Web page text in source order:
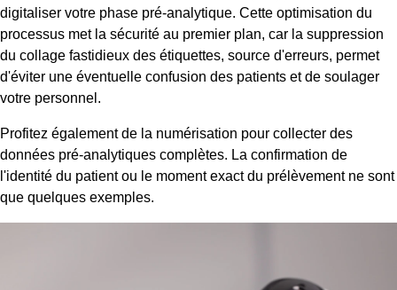
digitaliser votre phase pré-analytique. Cette optimisation du
processus met la sécurité au premier plan, car la suppression
du collage fastidieux des étiquettes, source d'erreurs, permet
d'éviter une éventuelle confusion des patients et de soulager
votre personnel.
Profitez également de la numérisation pour collecter des
données pré-analytiques complètes. La confirmation de
l'identité du patient ou le moment exact du prélèvement ne sont
que quelques exemples.